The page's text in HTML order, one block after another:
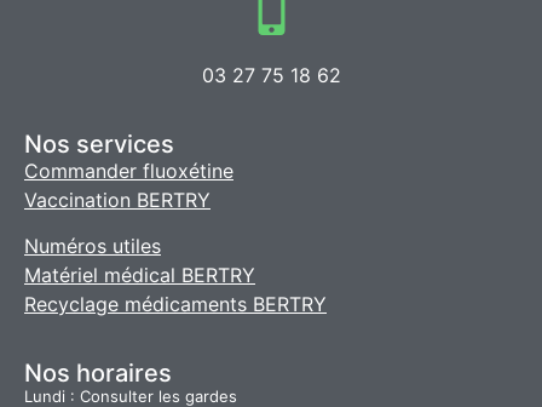
03 27 75 18 62
Nos services
Commander fluoxétine
Vaccination BERTRY
Numéros utiles
Matériel médical BERTRY
Recyclage médicaments BERTRY
Nos horaires
Lundi : Consulter les gardes